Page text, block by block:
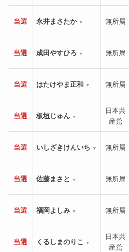
当選 永井まさたか ▼ 無所属
当選 成田やすひろ ▼ 無所属
当選 はたけやま正和 ▼ 無所属
当選 板垣じゅん ▼
日本共
産党
当選 いしざきけんいち ▼ 無所属
当選 佐藤まさと ▼ 無所属
当選 福岡よしみ ▼ 無所属
当選 くるしまのりこ ▼
日本共
産党